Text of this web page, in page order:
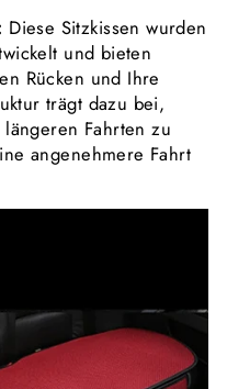
Diese Sitzkissen wurden
und bieten
Rücken und Ihre
trägt dazu bei,
Fahrten zu
angenehmere Fahrt